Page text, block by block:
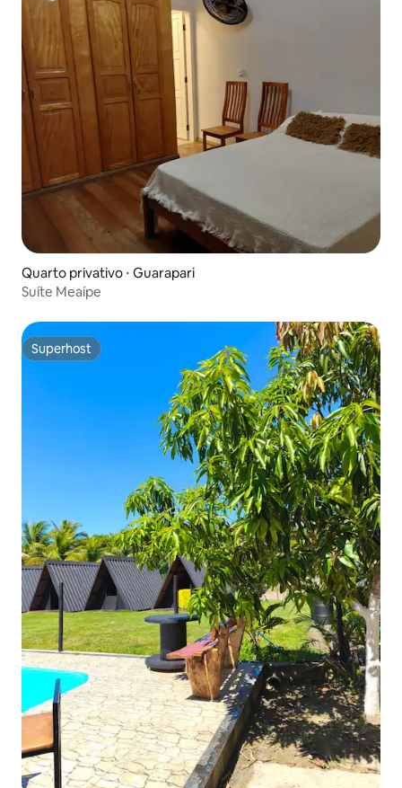
Quarto privativo ⋅ Guarapari
Suíte Meaípe
Superhost
Superhost